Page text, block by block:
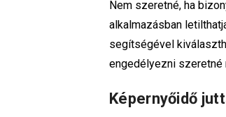
Nem szeretné, ha
alkalmazásban
segítségével
engedélyezni szeretné
Képernyőidő